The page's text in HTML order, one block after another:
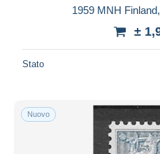
1959 MNH
±
Stato
Nuovo